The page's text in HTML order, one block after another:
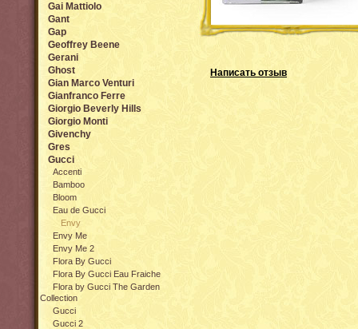
Написать отзыв
Gai Mattiolo
Gant
Gap
Geoffrey Beene
Gerani
Ghost
Gian Marco Venturi
Gianfranco Ferre
Giorgio Beverly Hills
Giorgio Monti
Givenchy
Gres
Gucci
Accenti
Bamboo
Bloom
Eau de Gucci
Envy
Envy Me
Envy Me 2
Flora By Gucci
Flora By Gucci Eau Fraiche
Flora by Gucci The Garden
Collection
Gucci
Gucci 2